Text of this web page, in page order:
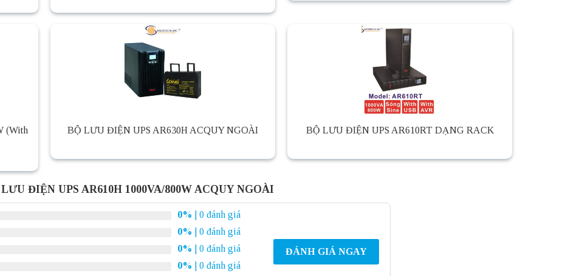
(With
BỘ LƯU ĐIỆN UPS AR630H ACQUY NGOÀI BỘ LƯU ĐIỆN UPS AR610RT DẠNG RACK
ĐIỆN UPS AR610H 1000VA/800W ACQUY NGOÀI
0%
| 0 đánh giá
0%
| 0 đánh giá
0%
| 0 đánh giá
0% | 0 đánh giá
ĐÁNH GIÁ NGAY